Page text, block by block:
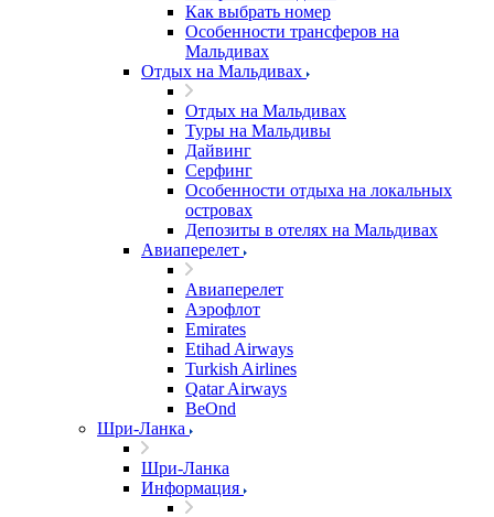
Как выбрать номер
Особенности трансферов на
Мальдивах
Отдых на Мальдивах
Отдых на Мальдивах
Туры на Мальдивы
Дайвинг
Серфинг
Особенности отдыха на локальных
островах
Депозиты в отелях на Мальдивах
Авиаперелет
Авиаперелет
Аэрофлот
Emirates
Etihad Airways
Turkish Airlines
Qatar Airways
BeOnd
Шри-Ланка
Шри-Ланка
Информация